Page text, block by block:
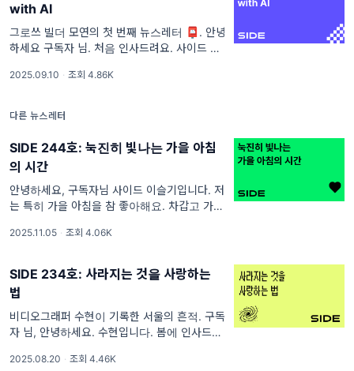
with AI
그로쓰 빌더 모연의 첫 번째 뉴스레터 📮. 안녕
하세요 구독자 님. 처음 인사드려요. 사이드 크
이드 콜렉티브와 인연을 맺게 됐어요. 그때는
2025.09.10 · 조회 4.86K
다른 뉴스레터
SIDE 244호: 눅진히 빛나는 가을 아침
의 시간
안녕하세요, 구독자님 사이드 이슬기입니다. 저
는 특히 가을 아침을 참 좋아해요. 차갑고 가벼
들거든요. 저희 동네엔 오전 7시~8
2025.11.05 · 조회 4.06K
SIDE 234호: 사라지는 것을 사랑하는
법
비디오그래퍼 수현이 기록한 서울의 흔적. 구독
자 님, 안녕하세요. 수현입니다. 봄에 인사드렸
게 되었네요. 유난히 무더운 여름, 모두 평안하
2025.08.20 · 조회 4.46K